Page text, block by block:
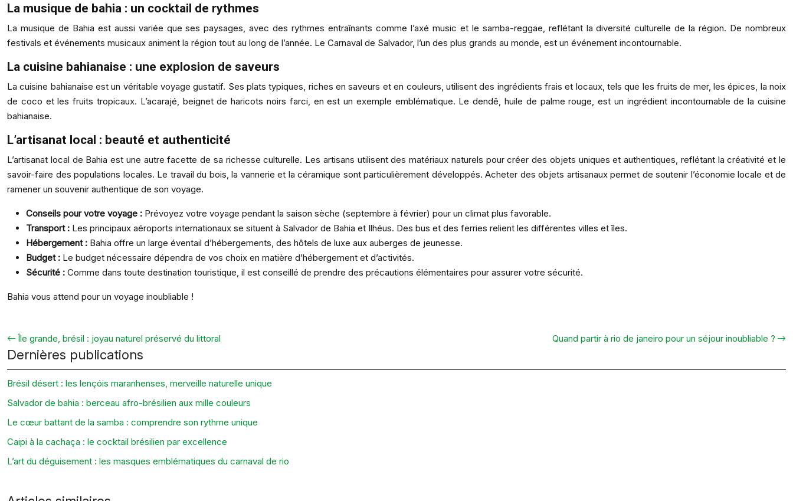
La musique de bahia : un cocktail de rythmes
La musique de Bahia est aussi variée que ses paysages, avec des rythmes entraînants comme l’axé music et le samba-reggae, reflétant la diversité culturelle de la région. De nombreux
festivals et événements musicaux animent la région tout au long de l’année. Le Carnaval de Salvador, l’un des plus grands au monde, est un événement incontournable.
La cuisine bahianaise : une explosion de saveurs
La cuisine bahianaise est un véritable voyage gustatif. Ses plats typiques, riches en saveurs et en couleurs, utilisent des ingrédients frais et locaux, tels que les fruits de mer, les épices, la noix
de coco et les fruits tropicaux. L’acarajé, beignet de haricots noirs farci, en est un exemple emblématique. Le dendê, huile de palme rouge, est un ingrédient incontournable de la cuisine
bahianaise.
L’artisanat local : beauté et authenticité
L’artisanat local de Bahia est une autre facette de sa richesse culturelle. Les artisans utilisent des matériaux naturels pour créer des objets uniques et authentiques, reflétant la créativité et le
savoir-faire des populations locales. Le travail du bois, la vannerie et la céramique sont particulièrement développés. Acheter des objets artisanaux permet de soutenir l’économie locale et de
ramener un souvenir authentique de son voyage.
Conseils pour votre voyage : Prévoyez votre voyage pendant la saison sèche (septembre à février) pour un climat plus favorable.
Transport : Les principaux aéroports internationaux se situent à Salvador de Bahia et Ilhéus. Des bus et des ferries relient les différentes villes et îles.
Hébergement : Bahia offre un large éventail d’hébergements, des hôtels de luxe aux auberges de jeunesse.
Budget : Le budget nécessaire dépendra de vos choix en matière d’hébergement et d’activités.
Sécurité : Comme dans toute destination touristique, il est conseillé de prendre des précautions élémentaires pour assurer votre sécurité.
Bahia vous attend pour un voyage inoubliable !
Île grande, brésil : joyau naturel préservé du littoral Quand partir à rio de janeiro pour un séjour inoubliable ?
Dernières publications
Brésil désert : les lençóis maranhenses, merveille naturelle unique
Salvador de bahia : berceau afro-brésilien aux mille couleurs
Le cœur battant de la samba : comprendre son rythme unique
Caipi à la cachaça : le cocktail brésilien par excellence
L’art du déguisement : les masques emblématiques du carnaval de rio